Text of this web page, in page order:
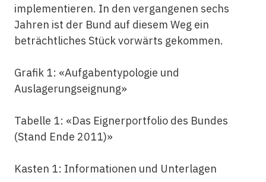
implementieren. In den vergangenen sechs
Jahren ist der Bund auf diesem Weg ein
beträchtliches Stück vorwärts gekommen.
Grafik 1: «Aufgabentypologie und
Auslagerungseignung»
Tabelle 1: «Das Eignerportfolio des Bundes
(Stand Ende 2011)»
Kasten 1: Informationen und Unterlagen